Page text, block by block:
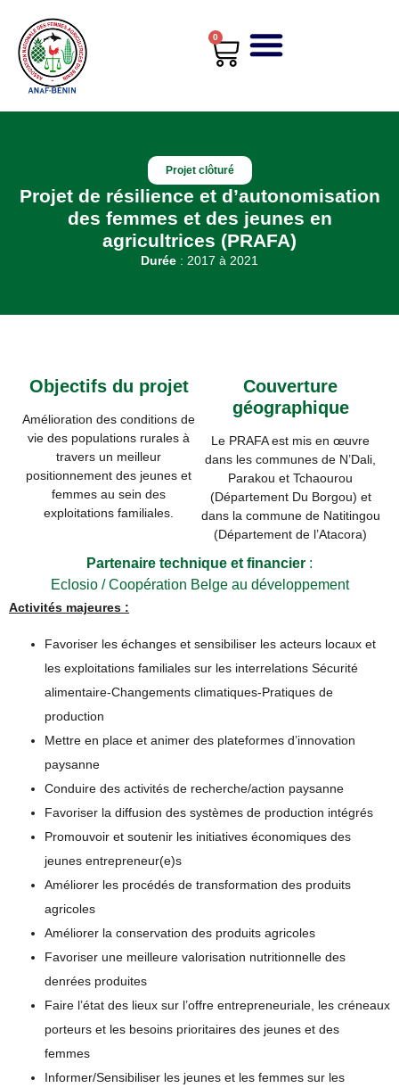
0
Projet clôturé
Projet de résilience et d’autonomisation
des femmes et des jeunes en
agricultrices (PRAFA)
Durée : 2017 à 2021
Objectifs du projet
Amélioration des conditions de
vie des populations rurales à
travers un meilleur
positionnement des jeunes et
femmes au sein des
exploitations familiales.
Couverture
géographique
Le PRAFA est mis en œuvre
dans les communes de N’Dali,
Parakou et Tchaourou
(Département Du Borgou) et
dans la commune de Natitingou
(Département de l’Atacora)
Partenaire technique et financier :
Eclosio / Coopération Belge au développement
Activités majeures :
Favoriser les échanges et sensibiliser les acteurs locaux et
les exploitations familiales sur les interrelations Sécurité
alimentaire-Changements climatiques-Pratiques de
production
Mettre en place et animer des plateformes d’innovation
paysanne
Conduire des activités de recherche/action paysanne
Favoriser la diffusion des systèmes de production intégrés
Promouvoir et soutenir les initiatives économiques des
jeunes entrepreneur(e)s
Améliorer les procédés de transformation des produits
agricoles
Améliorer la conservation des produits agricoles
Favoriser une meilleure valorisation nutritionnelle des
denrées produites
Faire l’état des lieux sur l’offre entrepreneuriale, les créneaux
porteurs et les besoins prioritaires des jeunes et des
femmes
Informer/Sensibiliser les jeunes et les femmes sur les